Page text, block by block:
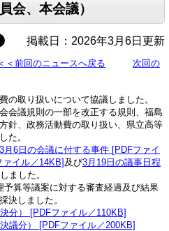
会、本会議）
掲載日：2026年3月6日更新
＜前回のニュースへ戻る
次回の
の取り扱いについて協議しました。
会議規則の一部を改正する規則、福島
針、政務活動費の取り扱い、県立高等
た。
月6日の会議に付する事件 [PDFファイ
イル／14KB]及び3月19日の議事日程
ました。
予算等議案に対する審査経過及び結果
決しました。
分） [PDFファイル／110KB]
議分） [PDFファイル／200KB]